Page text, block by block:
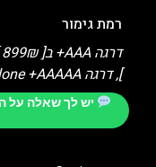
רמת גימור
], דרגה SuperClone +AAAAA ב[ 2,599₪ ]
יש לך שאלה על